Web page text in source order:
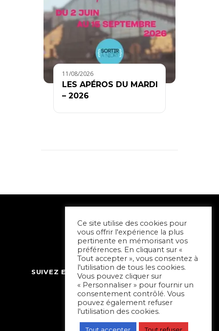
11/08/2026
LES APÉROS DU MARDI
– 2026
SUIVEZ ET CONTACTEZ SORTIR À NIORT
Ce site utilise des cookies pour
vous offrir l'expérience la plus
pertinente en mémorisant vos
préférences. En cliquant sur «
Tout accepter », vous consentez à
l'utilisation de tous les cookies.
Vous pouvez cliquer sur
« Personnaliser » pour fournir un
consentement contrôlé. Vous
pouvez également refuser
l'utilisation des cookies.